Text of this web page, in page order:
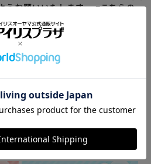
うお願いいたします。■こちらの
レクトしたオススメ商品です。
了しても完売になる場合がござい
飲料おすすめ ▼